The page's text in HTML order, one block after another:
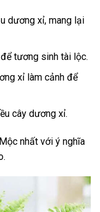
dương xỉ, mang lại
tương sinh tài lộc.
xỉ làm cảnh để
cây dương xỉ.
nhất với ý nghĩa